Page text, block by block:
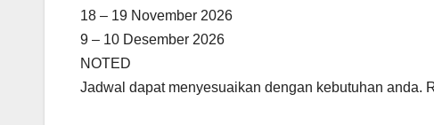
18 – 19 November 2026
9 – 10 Desember 2026
NOTED
Jadwal dapat menyesuaikan dengan kebutuhan anda.